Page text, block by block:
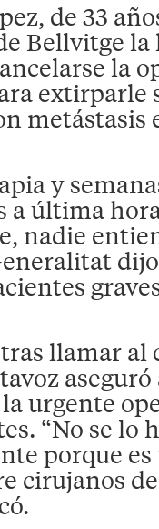
de 33
Bellvitge la
la
extirparle
metástasis
y
a última
nadie
llamar
urgente
“No se lo
porque
cirujanos